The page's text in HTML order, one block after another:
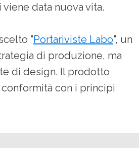
data nuova vita.
"Portariviste Labo", un
di produzione, ma
di design. Il prodotto
con i principi